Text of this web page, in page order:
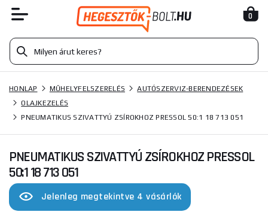
0
HONLAP MŰHELYFELSZERELÉS
AUTÓSZERVIZ-BERENDEZÉSEK
OLAJKEZELÉS
PNEUMATIKUS SZIVATTYÚ ZSÍROKHOZ PRESSOL 50:1 18 713 051
PNEUMATIKUS SZIVATTYÚ ZSÍROKHOZ PRESSOL
50:1 18 713 051
Jelenleg megtekintve 4 vásárlók